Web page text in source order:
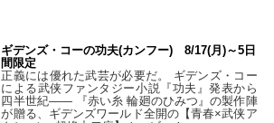
ギデンズ・コーの功夫(カンフー) 8/17(月)～5日
間限定
正義には優れた武芸が必要だ。 ギデンズ・コー
による武侠ファンタジー小説『功夫』発表から
四半世紀―― 『赤い糸 輪廻のひみつ』の製作陣
が贈る、ギデンズワールド全開の【青春×武侠ア